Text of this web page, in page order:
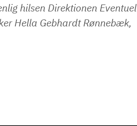
hilsen Direktionen
Hella Gebhardt Rønnebæk,